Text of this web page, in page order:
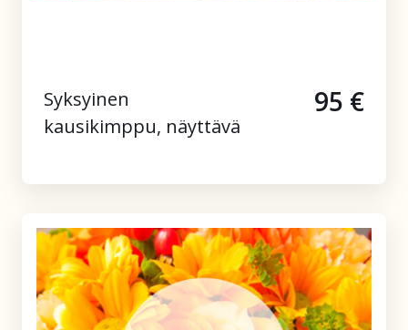
Syksyinen
kausikimppu, näyttävä
95 €